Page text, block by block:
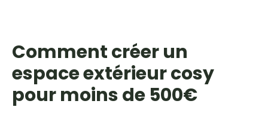
Comment créer un
espace extérieur cosy
pour moins de 500€